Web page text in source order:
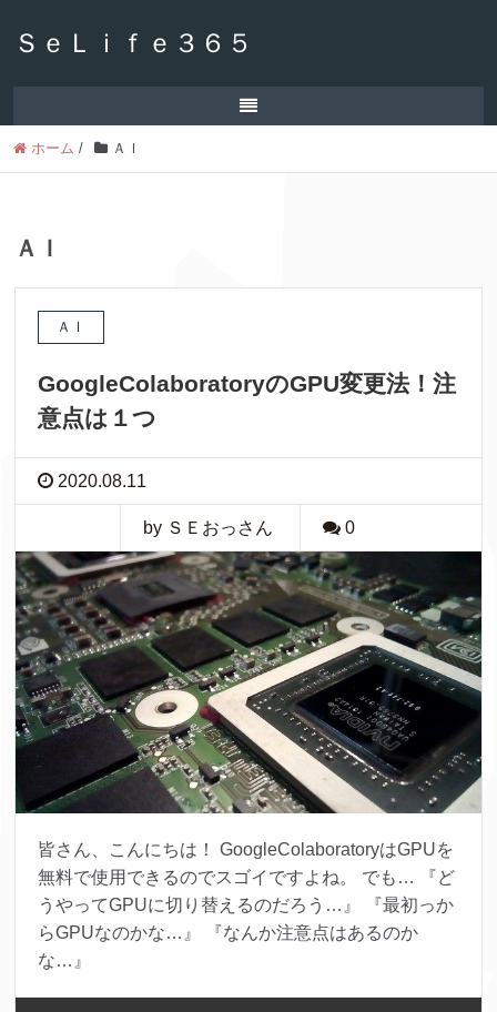
ＳｅＬｉｆｅ３６５
ホーム / ＡＩ
ＡＩ
ＡＩ
GoogleColaboratoryのGPU変更法！注
意点は１つ
2020.08.11
by ＳＥおっさん 0
皆さん、こんにちは！ GoogleColaboratoryはGPUを
無料で使用できるのでスゴイですよね。 でも… 『ど
うやってGPUに切り替えるのだろう…』 『最初っか
らGPUなのかな…』 『なんか注意点はあるのか
な…』